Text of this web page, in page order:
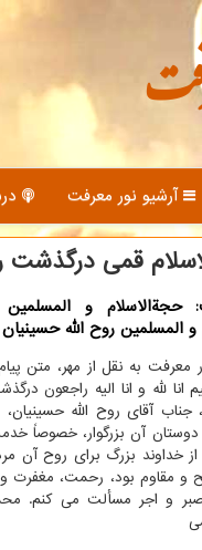
آرشیو نور معرفت
قمی درگذشت
حجةالاسلام و
و المسلمین روح الله
معرفت به نقل از مهر، متن
انا لله و انا الیه راجعون
جناب آقای روح الله حسینیان،
دوستان آن بزرگوار، خصوصاً
خداوند بزرگ برای روح آن
و مقاوم بود، رحمت، مغفرت و